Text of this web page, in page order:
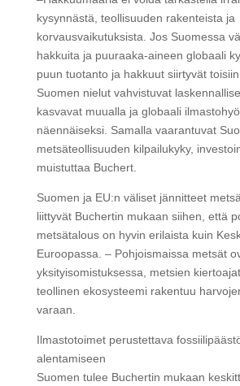
kysynnästä, teollisuuden rakenteista ja
korvausvaikutuksista. Jos Suomessa
hakkuita ja puuraaka-aineen globaali
puun tuotanto ja hakkuut siirtyvät
Suomen nielut vahvistuvat
kasvavat muualla ja globaali
näennäiseksi. Samalla vaarantuvat
metsäteollisuuden kilpailukyky,
muistuttaa Buchert.
Suomen ja EU:n väliset jännitteet
liittyvät Buchertin mukaan siihen, että
metsätalous on hyvin erilaista kuin
Euroopassa. – Pohjoismaissa metsät
yksityisomistuksessa, metsien
teollinen ekosysteemi rakentuu
varaan.
Ilmastotoimet perustettava
alentamiseen
Suomen tulee Buchertin mukaan